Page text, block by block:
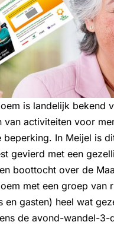
is landelijk bekend
van activiteiten voor
beperking. In Meijel is
gevierd met een
boottocht over de
met een groep van
en gasten) heel wat
de avond-wandel-3-